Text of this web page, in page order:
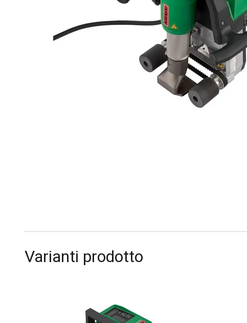
Varianti prodotto